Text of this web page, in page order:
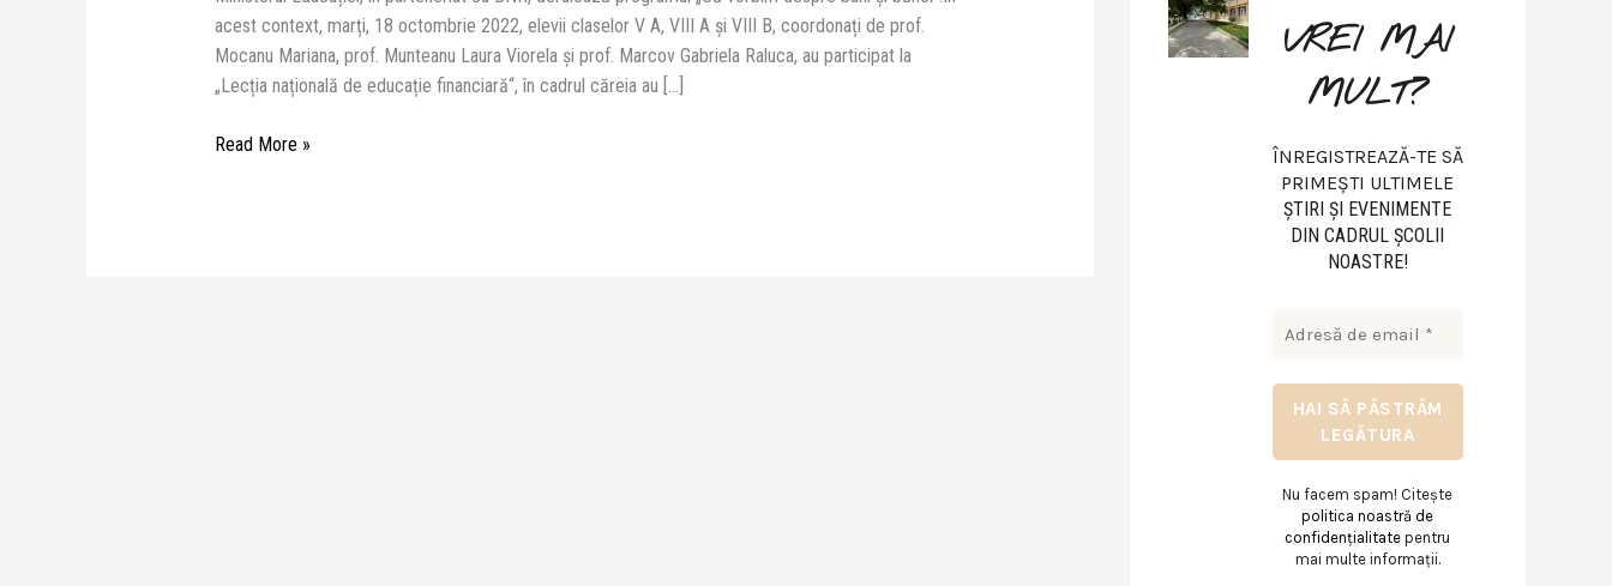
acest context, marți, 18 octombrie 2022, elevii claselor V A, VIII A și VIII B, coordonați de prof.
Mocanu Mariana, prof. Munteanu Laura Viorela și prof. Marcov Gabriela Raluca, au participat la
„Lecția națională de educație financiară“, în cadrul căreia au […]
și bănci
Read More »
VREI MAI
MULT?
ÎNREGISTREAZĂ-TE SĂ
PRIMEȘTI ULTIMELE
ŞTIRI ŞI EVENIMENTE
DIN CADRUL ŞCOLII
NOASTRE!
Nu facem spam! Citește
politica noastră de
confidențialitate pentru
mai multe informații.